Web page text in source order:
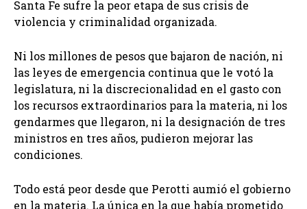
Santa Fe sufre la peor etapa de sus crisis de
violencia y criminalidad organizada.
Ni los millones de pesos que bajaron de nación, ni
las leyes de emergencia continua que le votó la
legislatura, ni la discrecionalidad en el gasto con
los recursos extraordinarios para la materia, ni los
gendarmes que llegaron, ni la designación de tres
ministros en tres años, pudieron mejorar las
condiciones.
Todo está peor desde que Perotti aumió el gobierno
en la materia. La única en la que había prometido